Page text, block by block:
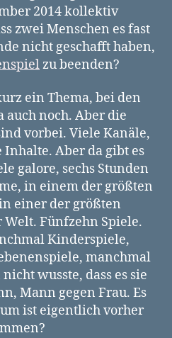
2014 kollektiv
zwei Menschen es fast
nicht geschafft haben,
zu beenden?
ein Thema, bei den
auch noch. Aber die
vorbei. Viele Kanäle,
Aber da gibt es
galore, sechs Stunden
in einem der größten
einer der größten
Fünfzehn Spiele.
Kinderspiele,
manchmal
wusste, dass es sie
Mann gegen Frau. Es
ist eigentlich vorher